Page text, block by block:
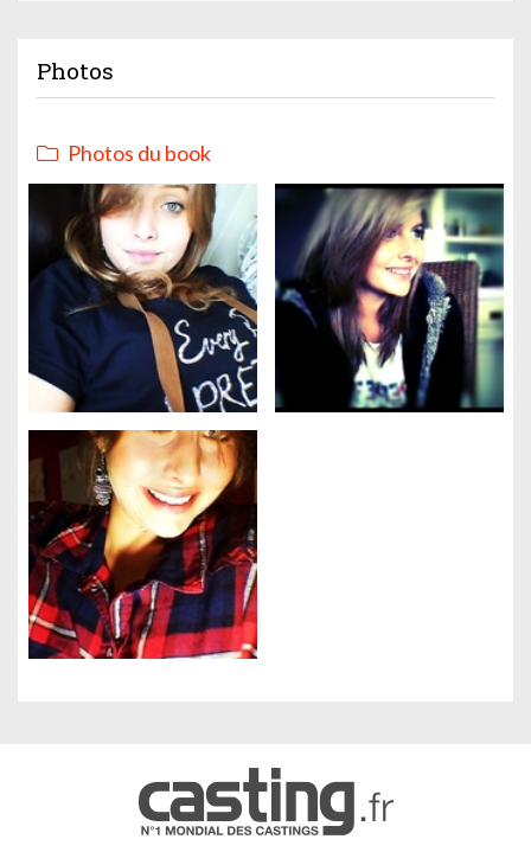
Photos
Photos du book
Gestion des cookies
Nous utilisons des cookies qui facilitent l'utilisation du site,
améliorent la performance et la sécurité du site internet.
Faites-nous part de vos préférences de cookies pour chaque
Mesure d'audience
Régies publicitaires